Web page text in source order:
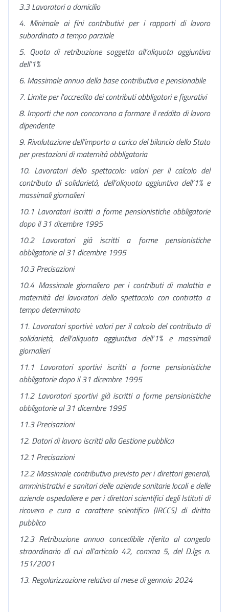
3.3 Lavoratori a domicilio
4. Minimale ai fini contributivi per i rapporti di lavoro
subordinato a tempo parziale
5. Quota di retribuzione soggetta all'aliquota aggiuntiva
dell’1%
6. Massimale annuo della base contributiva e pensionabile
7. Limite per l'accredito dei contributi obbligatori e figurativi
8. Importi che non concorrono a formare il reddito di lavoro
dipendente
9. Rivalutazione dell’importo a carico del bilancio dello Stato
per prestazioni di maternità obbligatoria
10. Lavoratori dello spettacolo: valori per il calcolo del
contributo di solidarietà, dell’aliquota aggiuntiva dell’1% e
massimali giornalieri
10.1 Lavoratori iscritti a forme pensionistiche obbligatorie
dopo il 31 dicembre 1995
10.2 Lavoratori già iscritti a forme pensionistiche
obbligatorie al 31 dicembre 1995
10.3 Precisazioni
10.4 Massimale giornaliero per i contributi di malattia e
maternità dei lavoratori dello spettacolo con contratto a
tempo determinato
11. Lavoratori sportivi: valori per il calcolo del contributo di
solidarietà, dell’aliquota aggiuntiva dell’1% e massimali
giornalieri
11.1 Lavoratori sportivi iscritti a forme pensionistiche
obbligatorie dopo il 31 dicembre 1995
11.2 Lavoratori sportivi già iscritti a forme pensionistiche
obbligatorie al 31 dicembre 1995
11.3 Precisazioni
12. Datori di lavoro iscritti alla Gestione pubblica
12.1 Precisazioni
12.2 Massimale contributivo previsto per i direttori generali,
amministrativi e sanitari delle aziende sanitarie locali e delle
aziende ospedaliere e per i direttori scientifici degli Istituti di
ricovero e cura a carattere scientifico (IRCCS) di diritto
pubblico
12.3 Retribuzione annua concedibile riferita al congedo
straordinario di cui all’articolo 42, comma 5, del D.lgs n.
151/2001
13. Regolarizzazione relativa al mese di gennaio 2024